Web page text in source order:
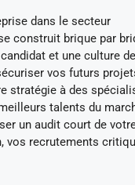
dans le secteur
construit brique par
et une culture
vos futurs
stratégie à des
talents du
un audit court de
vos recrutements